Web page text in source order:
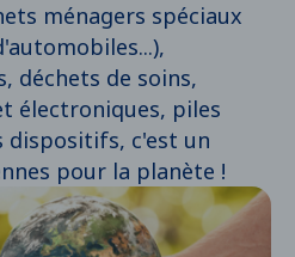
ménagers spéciaux
déchets de soins,
électroniques, piles
dispositifs, c'est un
pour la planète !